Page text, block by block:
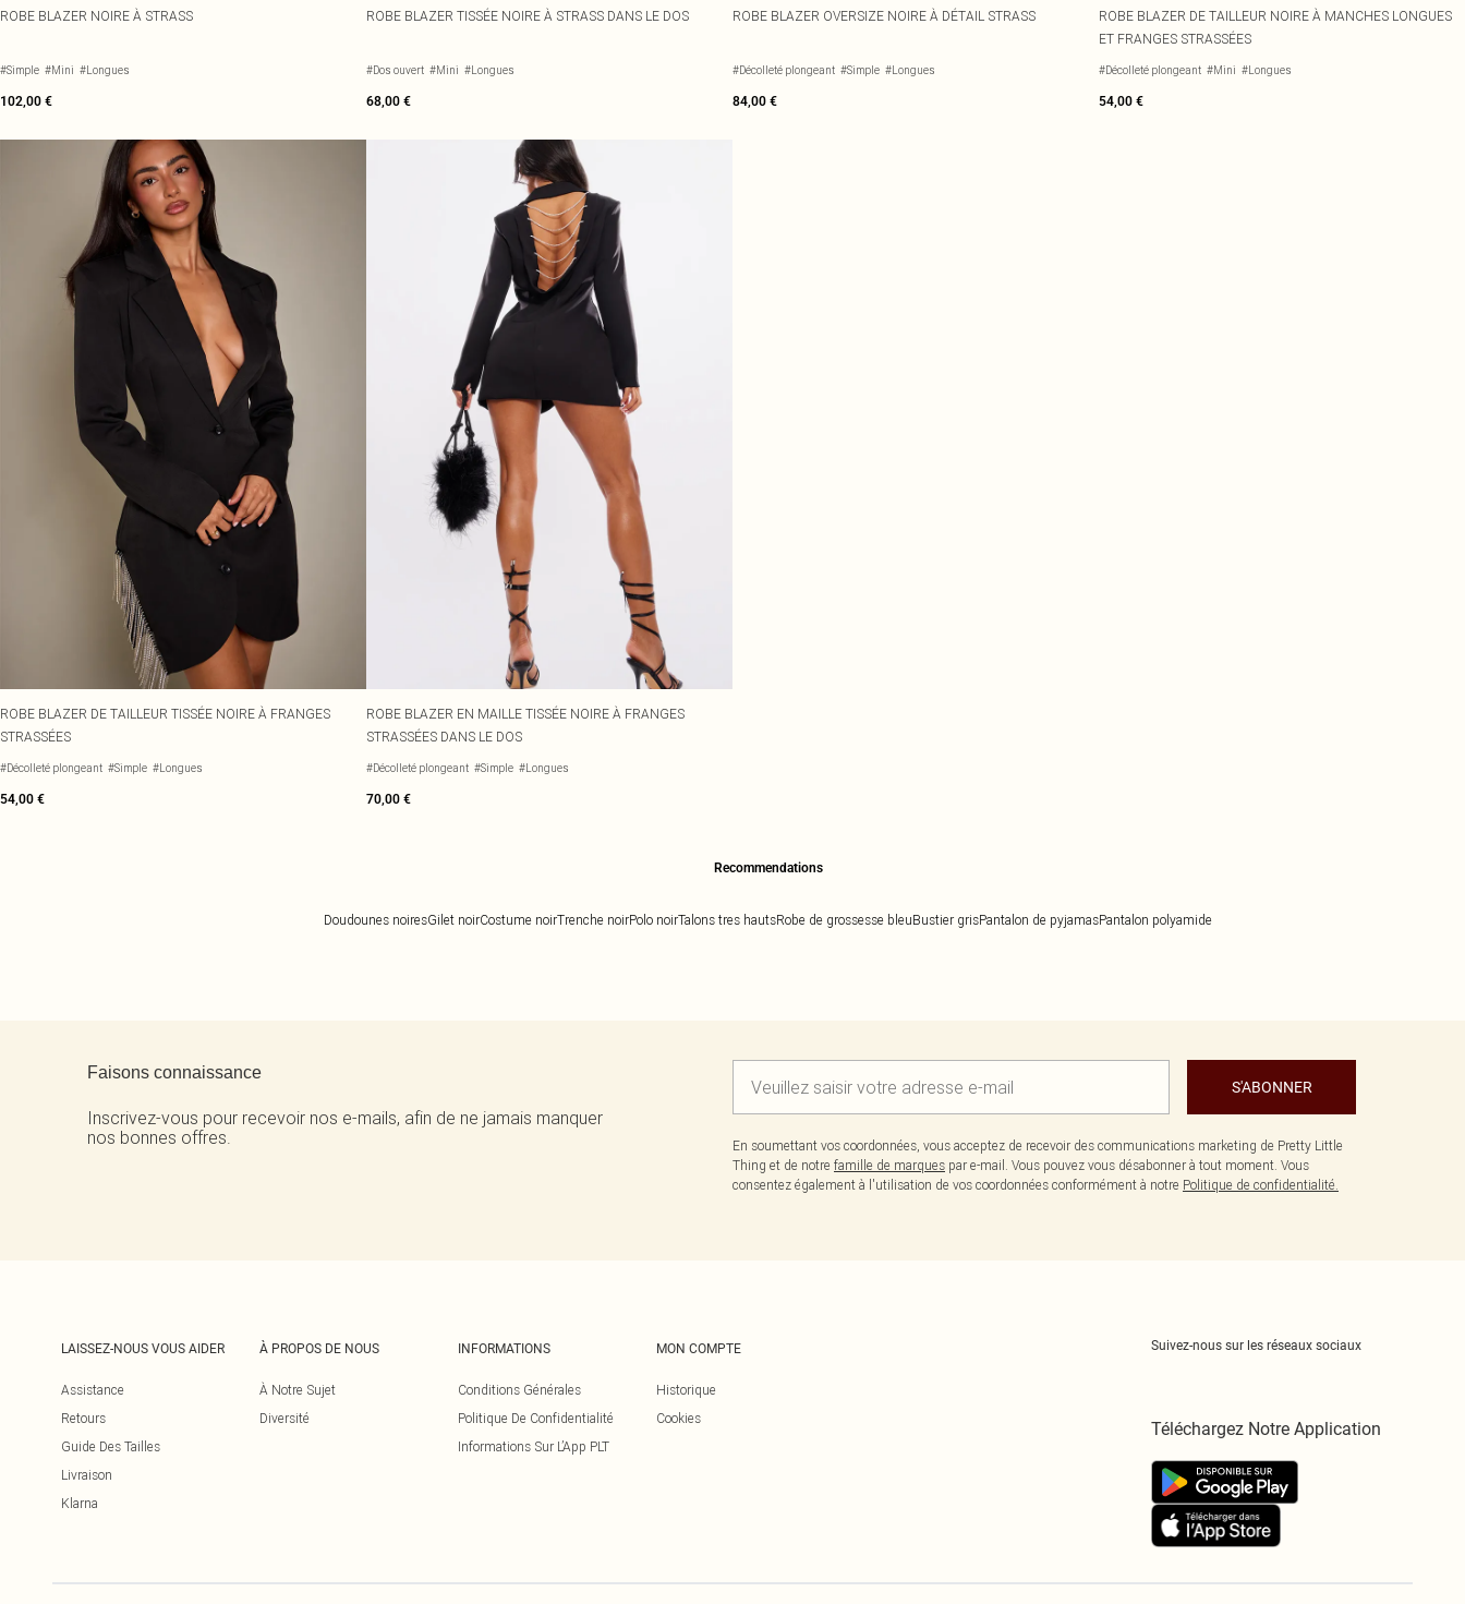
ROBE BLAZER NOIRE À STRASS
#Simple #Mini #Longues
102,00 €
ROBE BLAZER TISSÉE NOIRE À STRASS DANS LE DOS
#Dos ouvert #Mini #Longues
68,00 €
ROBE BLAZER OVERSIZE NOIRE À DÉTAIL STRASS
#Décolleté plongeant #Simple #Longues
84,00 €
ROBE BLAZER DE TAILLEUR NOIRE À MANCHES LONGUES
ET FRANGES STRASSÉES
#Décolleté plongeant #Mini #Longues
54,00 €
ROBE BLAZER DE TAILLEUR TISSÉE NOIRE À FRANGES
STRASSÉES
#Décolleté plongeant #Simple #Longues
54,00 €
ROBE BLAZER EN MAILLE TISSÉE NOIRE À FRANGES
STRASSÉES DANS LE DOS
#Décolleté plongeant #Simple #Longues
70,00 €
Recommendations
Doudounes noiresGilet noirCostume noirTrenche noirPolo noirTalons tres hautsRobe de grossesse bleuBustier grisPantalon de pyjamasPantalon polyamide
Faisons connaissance
Inscrivez-vous pour recevoir nos e-mails, afin de ne jamais manquer
nos bonnes offres.
S'ABONNER
En soumettant vos coordonnées, vous acceptez de recevoir des communications marketing de Pretty Little
Thing et de notre famille de marques par e-mail. Vous pouvez vous désabonner à tout moment. Vous
consentez également à l'utilisation de vos coordonnées conformément à notre Politique de confidentialité.
LAISSEZ-NOUS VOUS AIDER
Assistance
Retours
Guide Des Tailles
Livraison
Klarna
À PROPOS DE NOUS
À Notre Sujet
Diversité
INFORMATIONS
Conditions Générales
Politique De Confidentialité
Informations Sur L’App PLT
MON COMPTE
Historique
Cookies
Suivez-nous sur les réseaux sociaux
Téléchargez Notre Application